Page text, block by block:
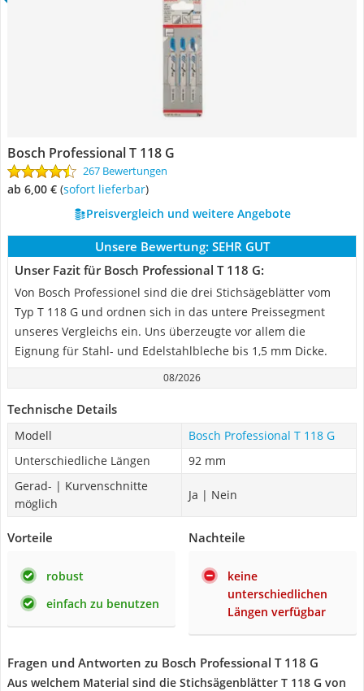
Bosch Professional T 118 G
267 Bewertungen
ab 6,00 € ( Sofort lieferbar)
Preisvergleich und weitere Angebote
Unsere Bewertung: SEHR GUT
Unser Fazit für Bosch Professional T 118 G:
Von Bosch Professionel sind die drei Stichsägeblätter vom
Typ T 118 G und ordnen sich in das untere Preissegment
unseres Vergleichs ein. Uns überzeugte vor allem die
Eignung für Stahl- und Edelstahlbleche bis 1,5 mm Dicke.
08/2026
Technische Details
Modell
Bosch Professional T 118 G
Unterschiedliche Längen
92 mm
Gerad- | Kurvenschnitte
möglich
Ja | Nein
Vorteile
robust
einfach zu benutzen
Nachteile
keine
unterschiedlichen
Längen verfügbar
Fragen und Antworten zu Bosch Professional T 118 G
Aus welchem Material sind die Stichsägenblätter T 118 G von